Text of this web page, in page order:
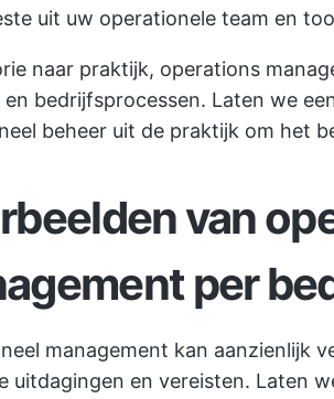
uit uw operationele team en
naar praktijk, operations
bedrijfsprocessen. Laten we
beheer uit de praktijk om het
van
per
management kan aanzienlijk
uitdagingen en vereisten. Laten